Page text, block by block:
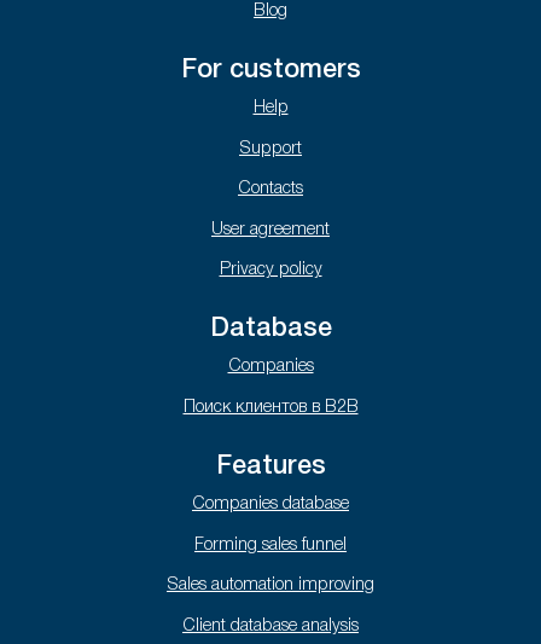
Blog
For customers
Help
Support
Contacts
User agreement
Privacy policy
Database
Companies
Поиск клиентов в B2B
Features
Companies database
Forming sales funnel
Sales automation improving
Client database analysis